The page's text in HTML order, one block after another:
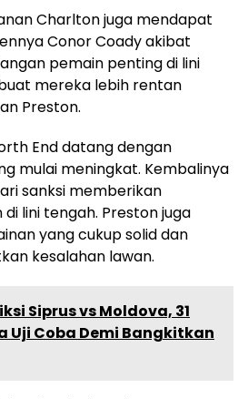
Charlton juga mendapat
Conor Coady akibat
pemain penting di lini
mereka lebih rentan
Preston.
End datang dengan
mulai meningkat. Kembalinya
sanksi memberikan
lini tengah. Preston juga
yang cukup solid dan
kesalahan lawan.
Siprus vs Moldova, 31
Uji Coba Demi Bangkitkan